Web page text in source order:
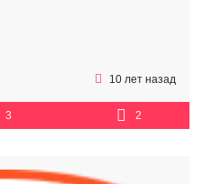
10 лет назад
3 2